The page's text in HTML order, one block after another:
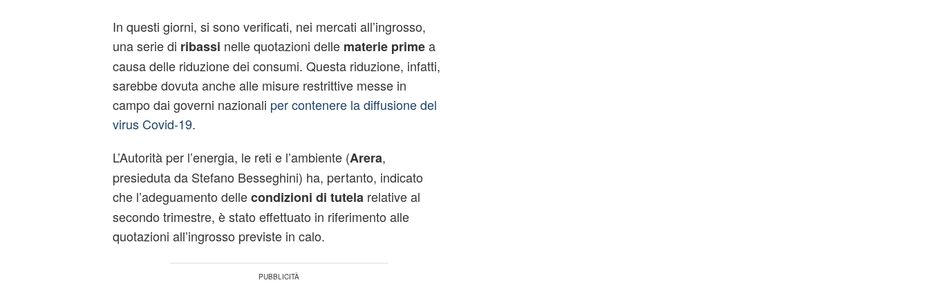
In questi giorni, si sono verificati, nei mercati all’ingrosso,
una serie di ribassi nelle quotazioni delle materie primea
causa delle riduzione dei consumi. Questa riduzione, infatti,
sarebbe dovuta anche alle misure restrittive messe in
campo dai governi nazionali per contenere la diffusione del
virus Covid-19.
L’Autorità per l’energia, le reti e l’ambiente (Arera,
presieduta da Stefano Besseghini) ha, pertanto, indicato
che l’adeguamento dellecondizioni di tutela relative al
secondo trimestre, è stato effettuato in riferimento alle
quotazioni all’ingrosso previste in calo.